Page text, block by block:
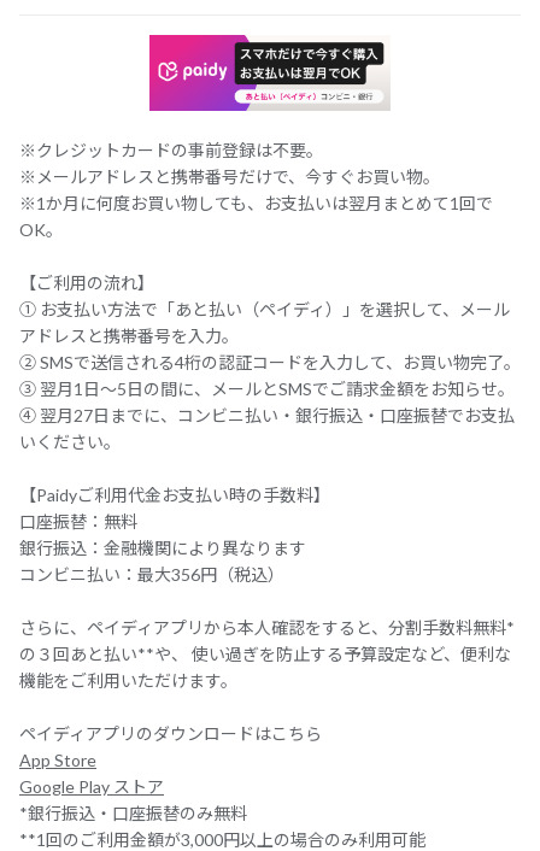
※クレジットカードの事前登録は不要。
※メールアドレスと携帯番号だけで、今すぐお買い物。
※1か月に何度お買い物しても、お支払いは翌月まとめて1回で
OK。
【ご利用の流れ】
① お支払い方法で「あと払い（ペイディ）」を選択して、メール
アドレスと携帯番号を入力。
② SMSで送信される4桁の認証コードを入力して、お買い物完了。
③ 翌月1日～5日の間に、メールとSMSでご請求金額をお知らせ。
④ 翌月27日までに、コンビニ払い・銀行振込・口座振替でお支払
いください。
【Paidyご利用代金お支払い時の手数料】
口座振替：無料
銀行振込：金融機関により異なります
コンビニ払い：最大356円（税込）
さらに、ペイディアプリから本人確認をすると、分割手数料無料*
の３回あと払い**や、 使い過ぎを防止する予算設定など、便利な
機能をご利用いただけます。
ペイディアプリのダウンロードはこちら
App Store
Google Play ストア
*銀行振込・口座振替のみ無料
**1回のご利用金額が3,000円以上の場合のみ利用可能